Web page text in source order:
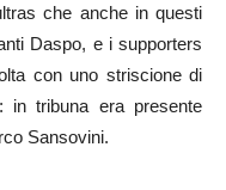
che anche in questi
Daspo, e i supporters
con uno striscione di
in tribuna era presente
Sansovini.